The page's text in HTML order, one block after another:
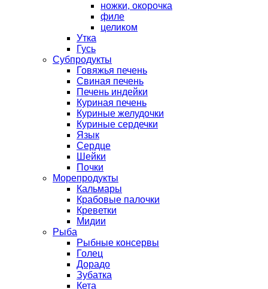
ножки, окорочка
филе
целиком
Утка
Гусь
Субпродукты
Говяжья печень
Свиная печень
Печень индейки
Куриная печень
Куриные желудочки
Куриные сердечки
Язык
Сердце
Шейки
Почки
Морепродукты
Кальмары
Крабовые палочки
Креветки
Мидии
Рыба
Рыбные консервы
Голец
Дорадо
Зубатка
Кета